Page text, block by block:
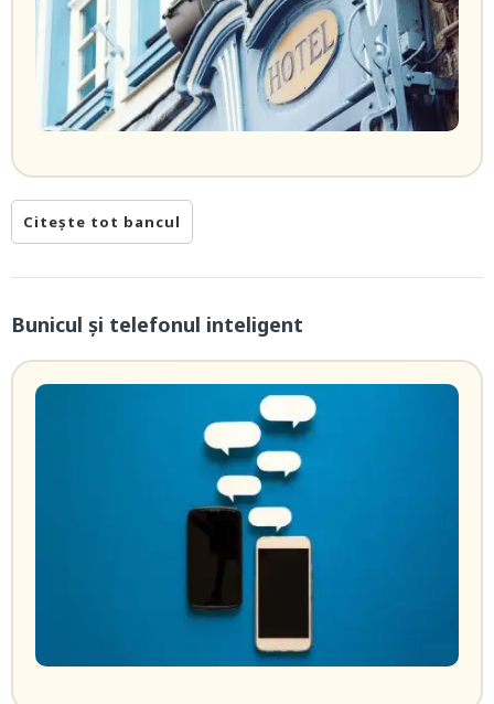
Citește tot bancul
Bunicul și telefonul inteligent